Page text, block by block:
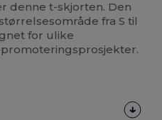
denne t-skjorten. Den
fra S til
for ulike